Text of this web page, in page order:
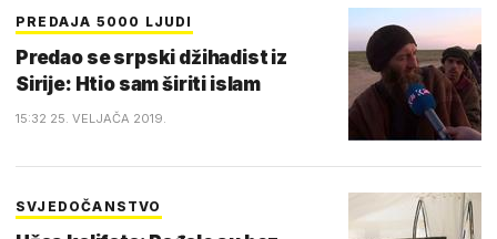
PREDAJA 5000 LJUDI
Predao se srpski džihadist iz
Sirije: Htio sam širiti islam
15:32 25. VELJAČA 2019.
SVJEDOČANSTVO